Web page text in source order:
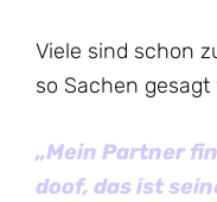
Viele sind schon
so Sachen gesagt
„Mein Partner
doof, das ist